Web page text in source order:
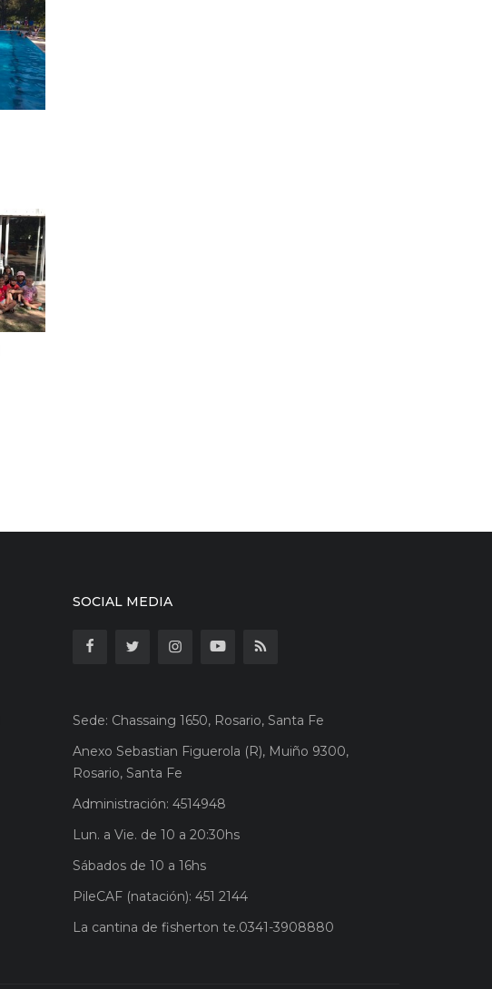
SOCIAL MEDIA
Sede: Chassaing 1650, Rosario, Santa Fe
Anexo Sebastian Figuerola (R), Muiño 9300,
Rosario, Santa Fe
Administración: 4514948
Lun. a Vie. de 10 a 20:30hs
Sábados de 10 a 16hs
PileCAF (natación): 451 2144
La cantina de fisherton te.0341-3908880